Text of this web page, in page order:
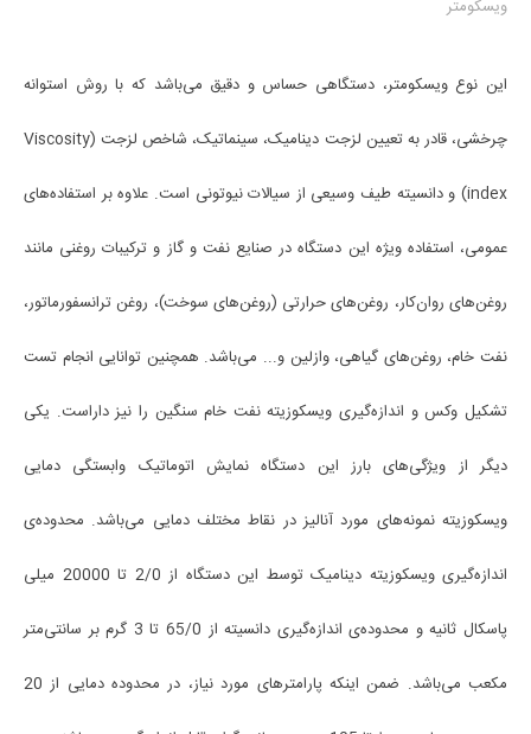
ویسکومتر
این نوع ویسکومتر، دستگاهی حساس و دقیق می‌باشد که با روش استوانه
چرخشی، قادر به تعیین لزجت دینامیک، سینماتیک، شاخص لزجت (Viscosity
index) و دانسیته طیف وسیعی از سیالات نیوتونی است. علاوه بر استفاده‌های
عمومی، استفاده ویژه این دستگاه در صنایع نفت و گاز و ترکیبات روغنی مانند
روغن‌های روان‌کار، روغن‌های حرارتی (روغن‌های سوخت)، روغن ترانسفورماتور،
نفت خام، روغن‌های گیاهی، وازلین و... می‌باشد. همچنین توانایی انجام تست
تشکیل وکس و اندازه‌گیری ویسکوزیته نفت خام سنگین را نیز داراست. یکی
دیگر از ویژگی‌های بارز این دستگاه نمایش اتوماتیک وابستگی دمایی
ویسکوزیته نمونه‌های مورد آنالیز در نقاط مختلف دمایی می‌باشد. محدوده‌ی
اندازه‌گیری ویسکوزیته دینامیک توسط این دستگاه از 2/0 تا 20000 میلی
پاسکال ثانیه و محدوده‌ی اندازه‌گیری دانسیته از 65/0 تا 3 گرم بر سانتی‌متر
مکعب می‌باشد. ضمن اینکه پارامترهای مورد نیاز، در محدوده دمایی از 20